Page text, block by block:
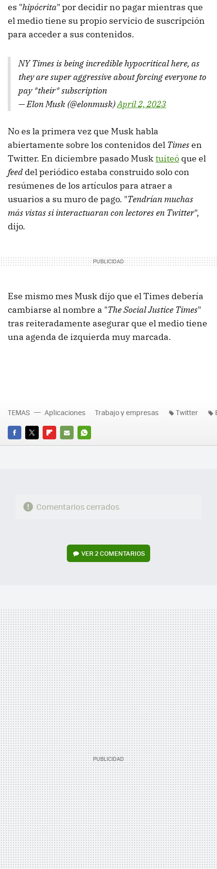
es "hipócrita" por decidir no pagar mientras que
el medio tiene su propio servicio de suscripción
para acceder a sus contenidos.
NY Times is being incredible hypocritical here, as
they are super aggressive about forcing everyone to
pay *their* subscription
— Elon Musk (@elonmusk)April 2, 2023
No es la primera vez que Musk habla
abiertamente sobre los contenidos del Timesen
Twitter. En diciembre pasado Musktuiteó que el
feed del periódico estaba construido solo con
resúmenes de los artículos para atraer a
usuarios a su muro de pago. "Tendrían muchas
más vistas si interactuaran con lectores en Twitter",
dijo.
Ese mismo mes Musk dijo que el Times debería
cambiarse al nombre a "The Social Justice Times"
tras reiteradamente asegurar que el medio tiene
una agenda de izquierda muy marcada.
FACEBOOK
TWITTERFLIPBOARD
E-
WHATSAPP
TEMAS Aplicaciones Trabajo y empresas Twitter
Comentarios cerrados
VER2 COMENTARIOS